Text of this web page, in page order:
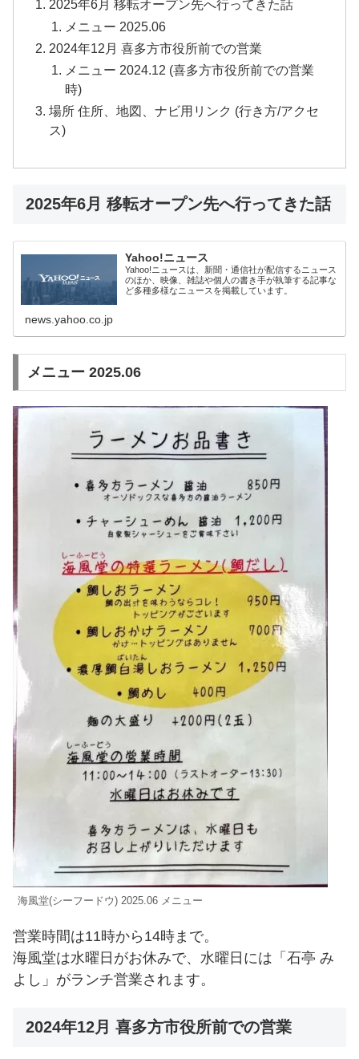
2025年6月 移転オープン先へ行ってきた話
メニュー 2025.06
2024年12月 喜多方市役所前での営業
メニュー 2024.12 (喜多方市役所前での営業
時)
場所 住所、地図、ナビ用リンク (行き方/アクセ
ス)
2025年6月 移転オープン先へ行ってきた話
Yahoo!ニュース
Yahoo!ニュースは、新聞・通信社が配信するニュース
のほか、映像、雑誌や個人の書き手が執筆する記事な
ど多種多様なニュースを掲載しています。
news.yahoo.co.jp
メニュー 2025.06
海風堂(シーフードウ) 2025.06 メニュー
営業時間は11時から14時まで。
海風堂は水曜日がお休みで、水曜日には「石亭 み
よし」がランチ営業されます。
2024年12月 喜多方市役所前での営業